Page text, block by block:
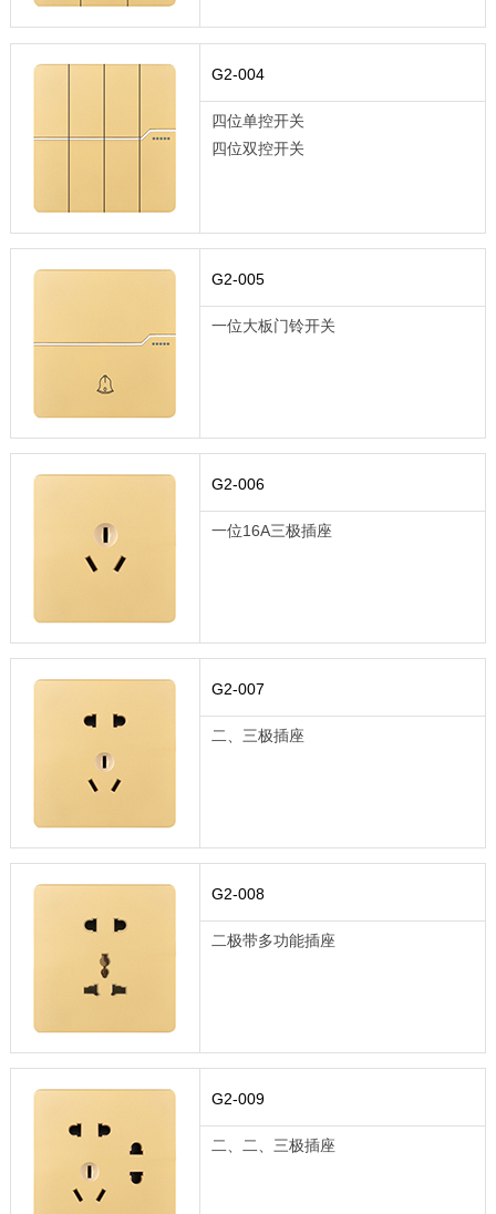
G2-004
四位单控开关
四位双控开关
G2-005
一位大板门铃开关
G2-006
一位16A三极插座
G2-007
二、三极插座
G2-008
二极带多功能插座
G2-009
二、二、三极插座